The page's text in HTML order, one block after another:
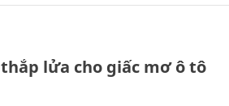
lửa cho giấc mơ ô tô